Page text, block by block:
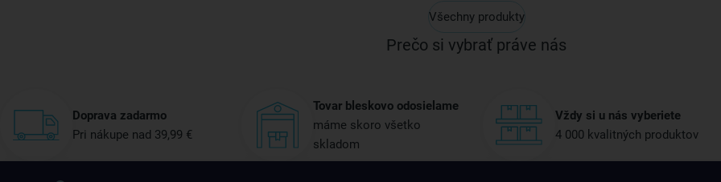
Všechny produkty
Prečo si vybrať práve nás
Doprava zadarmo
Pri nákupe nad 39,99 €
Tovar bleskovo odosielame
máme skoro všetko
skladom
Vždy si u nás vyberiete
4 000 kvalitných produktov